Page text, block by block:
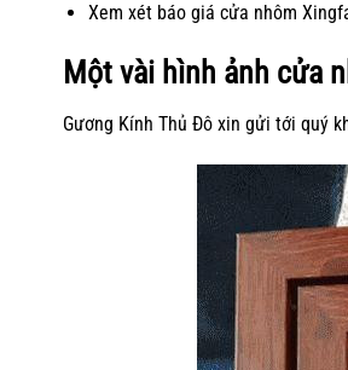
Xem xét báo giá cửa nhôm
Một vài hình ảnh cửa
Gương Kính Thủ Đô xin gửi tới quý